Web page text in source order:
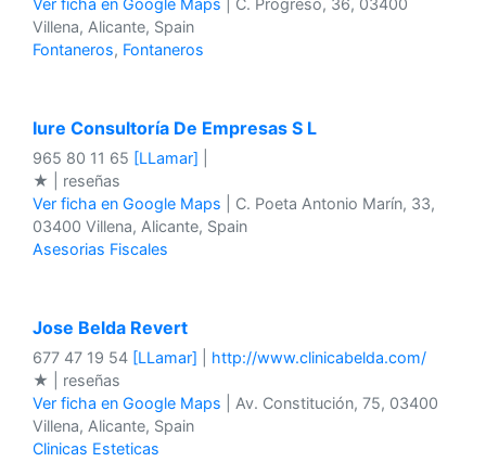
Ver ficha en Google Maps | C. Progreso, 36, 03400
Villena, Alicante, Spain
Fontaneros, Fontaneros
Iure Consultoría De Empresas S L
965 80 11 65 [LLamar]
★ | reseñas
Ver ficha en Google Maps | C. Poeta Antonio Marín, 33,
03400 Villena, Alicante, Spain
Asesorias Fiscales
Jose Belda Revert
677 47 19 54 [LLamar]
http://www.clinicabelda.com/
★ | reseñas
Ver ficha en Google Maps | Av. Constitución, 75, 03400
Villena, Alicante, Spain
Clinicas Esteticas